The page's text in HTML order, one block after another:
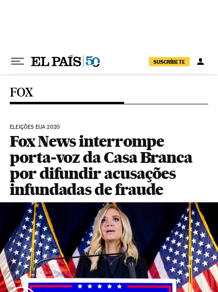
SUSCRÍBETE
FOX
ELEIÇÕES EUA 2020
Fox News interrompe
porta-voz da Casa Branca
por difundir acusações
infundadas de fraude